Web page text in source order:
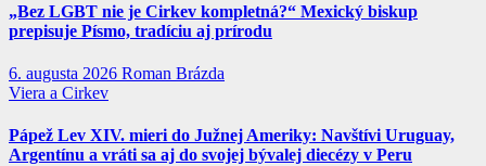
„Bez LGBT nie je Cirkev kompletná?“ Mexický biskup
prepisuje Písmo, tradíciu aj prírodu
6. augusta 2026 Roman Brázda
Viera a Cirkev
Pápež Lev XIV. mieri do Južnej Ameriky: Navštívi Uruguay,
Argentínu a vráti sa aj do svojej bývalej diecézy v Peru